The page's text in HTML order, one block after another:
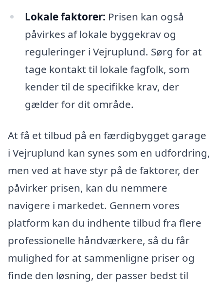
Lokale faktorer: Prisen kan også
påvirkes af lokale byggekrav og
reguleringer i Vejruplund. Sørg for at
tage kontakt til lokale fagfolk, som
kender til de specifikke krav, der
gælder for dit område.
At få et tilbud på en færdigbygget garage
i Vejruplund kan synes som en udfordring,
men ved at have styr på de faktorer, der
påvirker prisen, kan du nemmere
navigere i markedet. Gennem vores
platform kan du indhente tilbud fra flere
professionelle håndværkere, så du får
mulighed for at sammenligne priser og
finde den løsning, der passer bedst til